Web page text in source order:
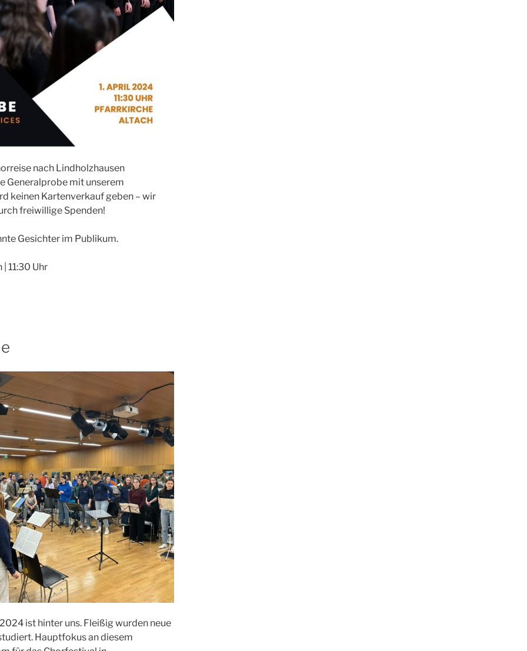
nach Lindholzhausen
Generalprobe mit unserem
keinen Kartenverkauf geben – wir
freiwillige Spenden!
Gesichter im Publikum.
11:30 Uhr
ist hinter uns. Fleißig wurden neue
Hauptfokus an diesem